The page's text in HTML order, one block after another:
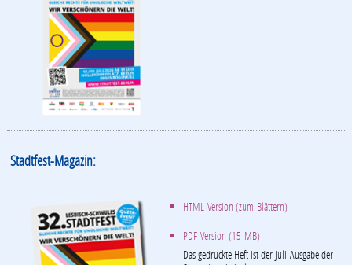
Stadtfest-Magazin:
HTML-Version (zum Blättern)
PDF-Version (15 MB)
Das gedruckte Heft ist der Juli-Ausgabe der